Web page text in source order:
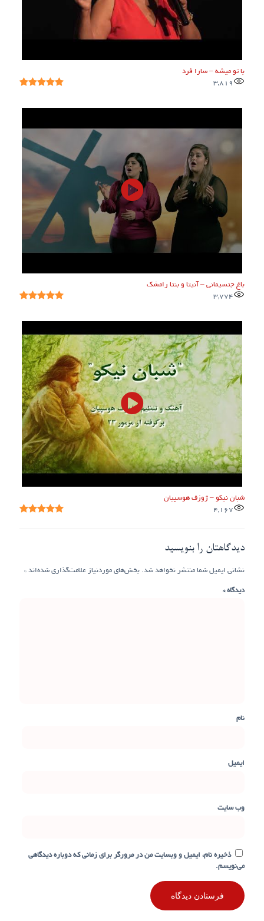
با تو میشه – سارا فرد
3,819
باغ جتسیمانی – آنیتا و بنتا رامشک
3,774
شبان نیکو – ژوزف هوسپیان
4,167
دیدگاهتان را بنویسید
نشانی ایمیل شما منتشر نخواهد شد. بخش‌های موردنیاز علامت‌گذاری شده‌اند *
دیدگاه*
نام
ایمیل
وب‌ سایت
ذخیره نام، ایمیل و وبسایت من در مرورگر برای زمانی که دوباره دیدگاهی
می‌نویسم.